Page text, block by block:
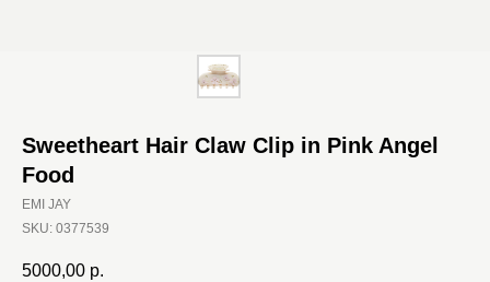
Sweetheart Hair Claw Clip in Pink Angel
Food
EMI JAY
SKU: 0377539
5000,00 р.